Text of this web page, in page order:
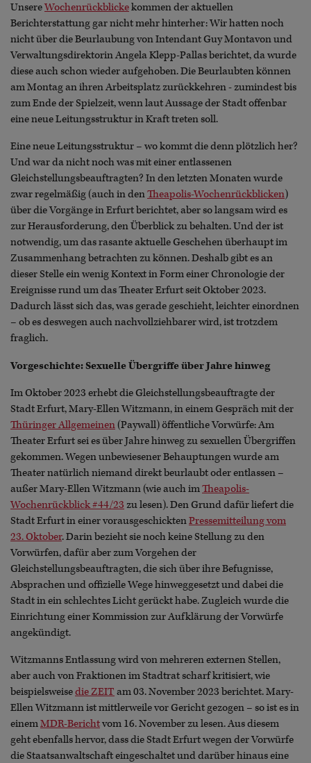
UnsereWochenrückblickekommen der aktuellen
Berichterstattung gar nicht mehr hinterher: Wir hatten noch
nicht über die Beurlaubung von Intendant Guy Montavon und
Verwaltungsdirektorin Angela Klepp-Pallas berichtet, da wurde
diese auch schon wieder aufgehoben. Die Beurlaubten können
am Montag an ihren Arbeitsplatz zurückkehren - zumindest bis
zum Ende der Spielzeit, wenn laut Aussage der Stadt offenbar
eine neue Leitungsstruktur in Kraft treten soll.
Eine neue Leitungsstruktur – wo kommt die denn plötzlich her?
Und war da nicht noch was mit einer entlassenen
Gleichstellungsbeauftragten? In den letzten Monaten wurde
zwar regelmäßig (auch in denTheapolis-Wochenrückblicken)
über die Vorgänge in Erfurt berichtet, aber so langsam wird es
zur Herausforderung, den Überblick zu behalten. Und der ist
notwendig, um das rasante aktuelle Geschehen überhaupt im
Zusammenhang betrachten zu können. Deshalb gibt es an
dieser Stelle ein wenig Kontext in Form einer Chronologie der
Ereignisse rund um das Theater Erfurt seit Oktober 2023.
Dadurch lässt sich das, was gerade geschieht, leichter einordnen
– ob es deswegen auch nachvollziehbarer wird, ist trotzdem
fraglich.
Vorgeschichte: Sexuelle Übergriffe über Jahre hinweg
Im Oktober 2023 erhebt die Gleichstellungsbeauftragte der
Stadt Erfurt, Mary-Ellen Witzmann, in einem Gespräch mit der
Thüringer Allgemeinen(Paywall) öffentliche Vorwürfe: Am
Theater Erfurt sei es über Jahre hinweg zu sexuellen Übergriffen
gekommen. Wegen unbewiesener Behauptungen wurde am
Theater natürlich niemand direkt beurlaubt oder entlassen –
außer Mary-Ellen Witzmann (wie auch imTheapolis-
Wochenrückblick #44/23 zu lesen). Den Grund dafür liefert die
Stadt Erfurt in einer vorausgeschicktenPressemitteilung vom
23. Oktober. Darin bezieht sie noch keine Stellung zu den
Vorwürfen, dafür aber zum Vorgehen der
Gleichstellungsbeauftragten, die sich über ihre Befugnisse,
Absprachen und offizielle Wege hinweggesetzt und dabei die
Stadt in ein schlechtes Licht gerückt habe. Zugleich wurde die
Einrichtung einer Kommission zur Aufklärung der Vorwürfe
angekündigt.
Witzmanns Entlassung wird von mehreren externen Stellen,
aber auch von Fraktionen im Stadtrat scharf kritisiert, wie
beispielsweisedie ZEIT am 03. November 2023 berichtet. Mary-
Ellen Witzmann ist mittlerweile vor Gericht gezogen – so ist es in
einemMDR-Berichtvom 16. November zu lesen. Aus diesem
geht ebenfalls hervor, dass die Stadt Erfurt wegen der Vorwürfe
die Staatsanwaltschaft eingeschaltet und darüber hinaus eine